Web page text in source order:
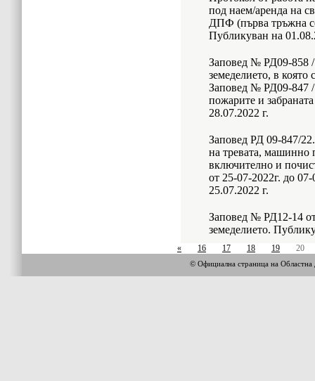
под наем/аренда на
ДПФ (първа тръжна
Публикуван на
Заповед № РД09-858 /
земеделието, в която
Заповед № РД09-847 /
пожарите и
28.07.2022 г.
Заповед РД 09-847/
на тревата, машинно
включително и
от 25-07-2022г. до
25.07.2022 г.
Заповед № РД12-14
земеделието.
« 16 17 18 19 20
© Официална страница на